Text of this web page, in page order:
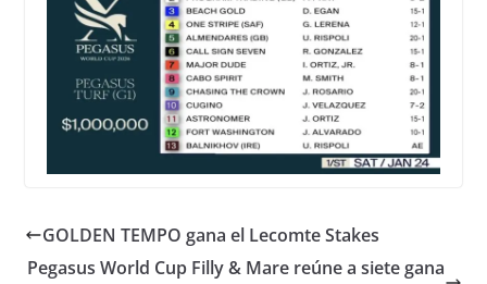
GOLDEN TEMPO gana el Lecomte Stakes
Pegasus World Cup Filly & Mare reúne a siete gana